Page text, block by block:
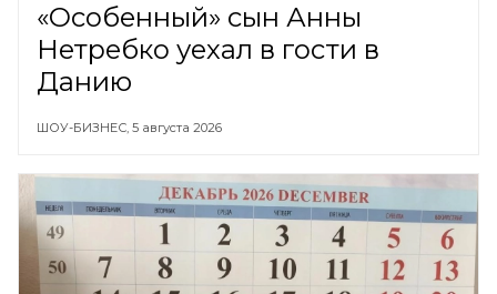
«Особенный» сын Анны
Нетребко уехал в гости в
Данию
ШОУ-БИЗНЕС, 5 августа 2026